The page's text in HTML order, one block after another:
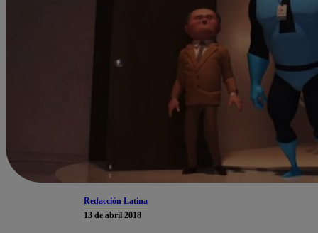
Redacción Latina
13 de abril 2018